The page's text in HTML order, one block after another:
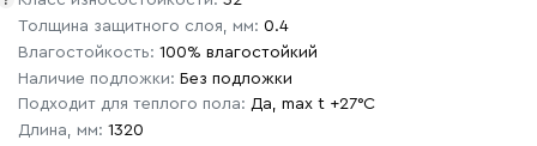
Толщина защитного слоя, мм: 0.4
Влагостойкость: 100% влагостойкий
Наличие подложки: Без подложки
Подходит для теплого пола: Да, max t +27°C
Длина, мм: 1320